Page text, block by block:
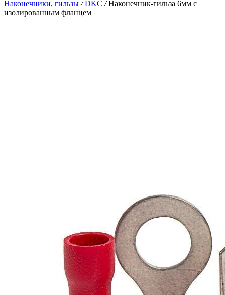
Наконечники, гильзы / DKC / Наконечник-гильза 6мм с
изолированным фланцем